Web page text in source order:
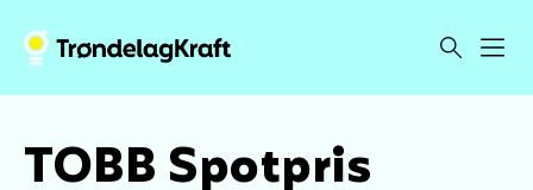
TOBB Spotpris